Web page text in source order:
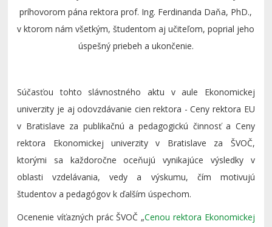
príhovorom pána rektora prof. Ing. Ferdinanda Daňa, PhD.,
v ktorom nám všetkým, študentom aj učiteľom, poprial jeho
úspešný priebeh a ukončenie.
Súčasťou tohto slávnostného aktu v aule Ekonomickej
univerzity je aj odovzdávanie cien rektora - Ceny rektora EU
v Bratislave za publikačnú a pedagogickú činnosť a Ceny
rektora Ekonomickej univerzity v Bratislave za ŠVOČ,
ktorými sa každoročne oceňujú vynikajúce výsledky v
oblasti vzdelávania, vedy a výskumu, čím motivujú
študentov a pedagógov k ďalším úspechom.
Ocenenie víťazných prác ŠVOČ „Cenou rektora Ekonomickej